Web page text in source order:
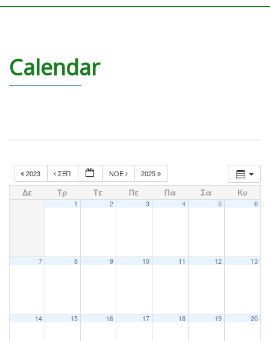
Calendar
2023 ΣΕΠ ΝΟΈ 2025
Δε Τρ Τε Πε Πα Σα Κυ
1 2 3 4 5 6
7 8 9 10 11 12 13
14 15 16 17 18 19 20